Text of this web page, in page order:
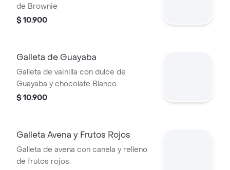
de Brownie
$ 10.900
Galleta de Guayaba
Galleta de vainilla con dulce de
Guayaba y chocolate Blanco.
$ 10.900
Galleta Avena y Frutos Rojos
Galleta de avena con canela y relleno
de frutos rojos.